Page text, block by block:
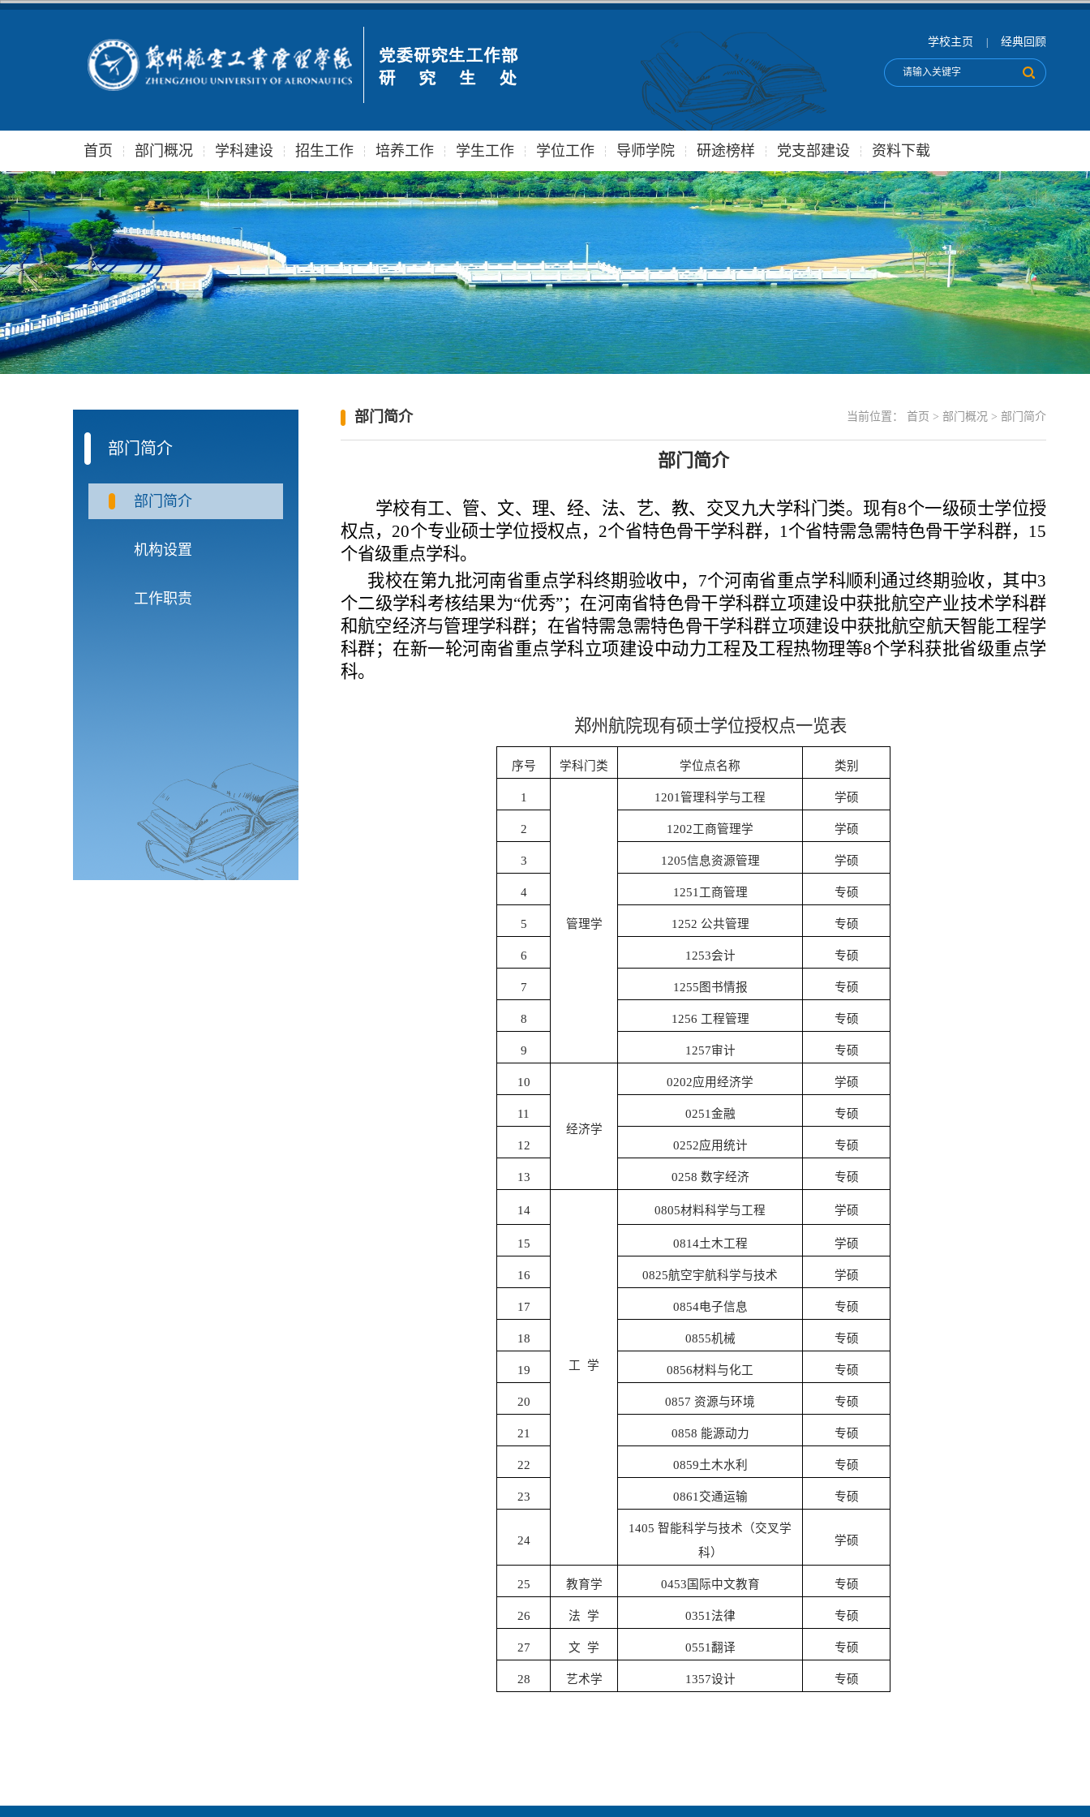
学校主页 经典回顾
首页 部门概况 学科建设 招生工作 培养工作 学生工作 学位工作 导师学院 研途榜样 党支部建设 资料下载
部门简介
部门简介
机构设置
工作职责
当前位置： 首页 > 部门概况 > 部门简介
部门简介
部门简介
学校有工、管、文、理、经、法、艺、教、交叉九大学科门类。现有8个一级硕士学位授
权点， 20个专业硕士学位授权点， 2个省特色骨干学科群，1个省特需急需特色骨干学科群，15
个省级重点学科。
我校在第九批河南省重点学科终期验收中，7个河南省重点学科顺利通过终期验收，其中3
个二级学科考核结果为“优秀”；在河南省特色骨干学科群立项建设中获批航空产业技术学科群
和航空经济与管理学科群；在省特需急需特色骨干学科群立项建设中获批航空航天智能工程学
科群；在新一轮河南省重点学科立项建设中动力工程及工程热物理等8个学科获批省级重点学
科。
郑州航院现有硕士学位授权点一览表
序号 学科门类 学位点名称 类别
1
管理学
1201管理科学与工程 学硕
2 1202工商管理学 学硕
3 1205信息资源管理 学硕
4 1251工商管理 专硕
5 1252 公共管理 专硕
6 1253会计 专硕
7 1255图书情报 专硕
8 1256 工程管理 专硕
9 1257审计 专硕
10
经济学
0202应用经济学 学硕
11 0251金融 专硕
12 0252应用统计 专硕
13 0258 数字经济 专硕
14
工 学
0805材料科学与工程 学硕
15 0814土木工程 学硕
16 0825航空宇航科学与技术 学硕
17 0854电子信息 专硕
18 0855机械 专硕
19 0856材料与化工 专硕
20 0857 资源与环境 专硕
21 0858 能源动力 专硕
22 0859土木水利 专硕
23 0861交通运输 专硕
24
1405 智能科学与技术 （交叉学
科）
学硕
25 教育学 0453 国际中文教育 专硕
26 法 学 0351法律 专硕
27 文 学 0551翻译 专硕
28 艺术学 1357设计 专硕